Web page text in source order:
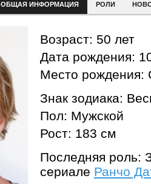
ОБЩАЯ ИНФОРМАЦИЯ РОЛИ
Возраст: 50 лет
Дата рождения:
Место
Знак зодиака:
Пол: Мужской
Рост: 183 см
Последняя роль:
сериале Ранчо